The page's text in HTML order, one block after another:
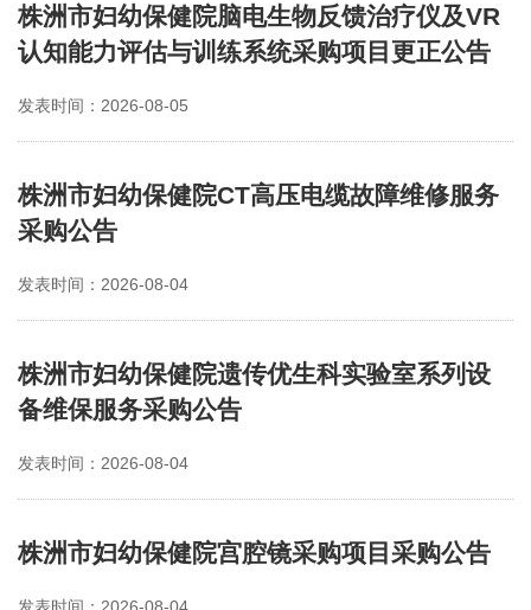
株洲市妇幼保健院脑电生物反馈治疗仪及VR
认知能力评估与训练系统采购项目更正公告
发表时间：2026-08-05
株洲市妇幼保健院CT高压电缆故障维修服务
采购公告
发表时间：2026-08-04
株洲市妇幼保健院遗传优生科实验室系列设
备维保服务采购公告
发表时间：2026-08-04
株洲市妇幼保健院宫腔镜采购项目采购公告
发表时间：2026-08-04